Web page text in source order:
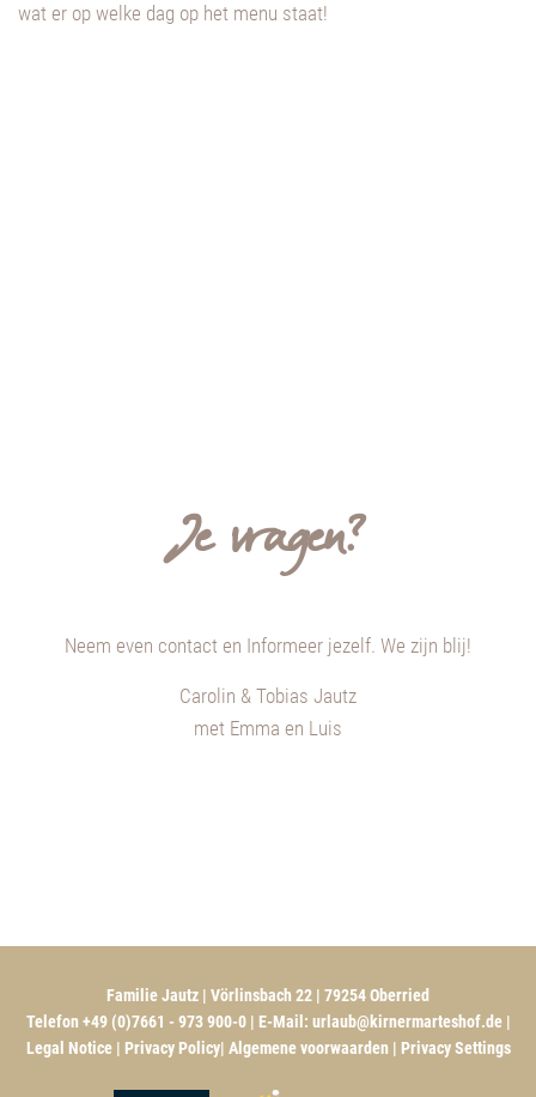
wat er op welke dag op het menu staat!
Je vragen?
Neem even contact en Informeer jezelf. We zijn blij!
Carolin & Tobias Jautz
met Emma en Luis
Familie Jautz | Vörlinsbach 22 | 79254 Oberried
Telefon +49 (0)7661 - 973 900-0 | E-Mail: urlaub@kirnermarteshof.de|
Legal Notice| Privacy Policy| Algemene voorwaarden | Privacy Settings